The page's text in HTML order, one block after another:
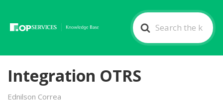
Search
For
Integration OTRS
Ednilson Correa